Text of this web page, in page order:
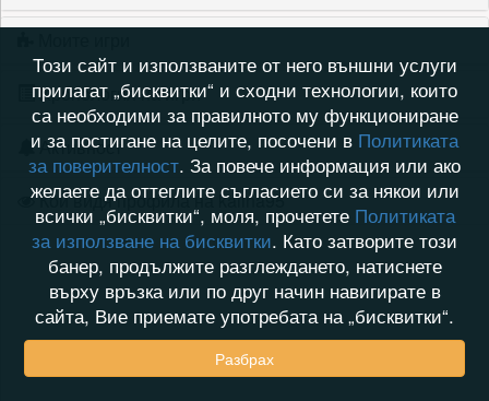
Хронология на игри
Активност
Кой видя профила на kalina95
Този сайт и използваните от него външни услуги
прилагат „бисквитки“ и сходни технологии, които
са необходими за правилното му функциониране
и за постигане на целите, посочени в Политиката
за поверителност. За повече информация или ако
желаете да оттеглите съгласието си за някои или
всички „бисквитки“, моля, прочетете Политиката
за използване на бисквитки. Като затворите този
банер, продължите разглеждането, натиснете
върху връзка или по друг начин навигирате в
сайта, Вие приемате употребата на „бисквитки“.
Разбрах